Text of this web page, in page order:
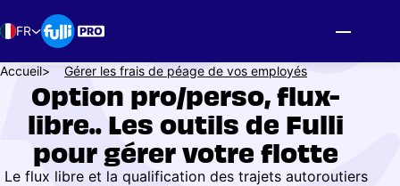
au
contenu
principal
FR
Fil
d'Ariane
Accueil Gérer les frais de péage de vos employés
Option pro/perso, flux-
libre.. Les outils de Fulli
pour gérer votre flotte
Le flux libre et la qualification des trajets autoroutiers